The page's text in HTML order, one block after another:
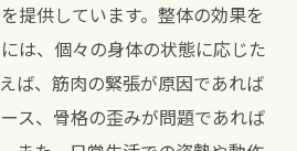
提供しています。整体の効果を
は、個々の身体の状態に応じた
ば、筋肉の緊張が原因であれば
ス、骨格の歪みが問題であれば